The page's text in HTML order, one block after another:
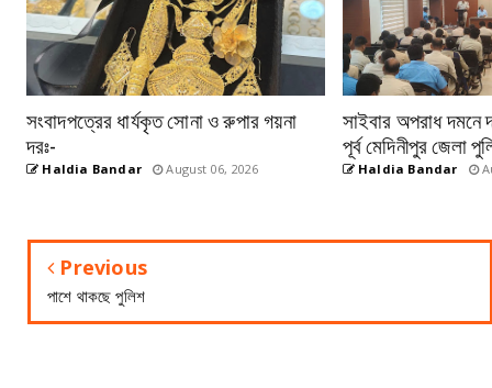
সংবাদপত্রের ধার্যকৃত সোনা ও রুপার গয়না
দরঃ-
Haldia Bandar August 06, 2026
সাইবার অপরাধ দমনে
পূর্ব মেদিনীপুর জেলা
Haldia Bandar
Previous
পাশে থাকছে পুলিশ